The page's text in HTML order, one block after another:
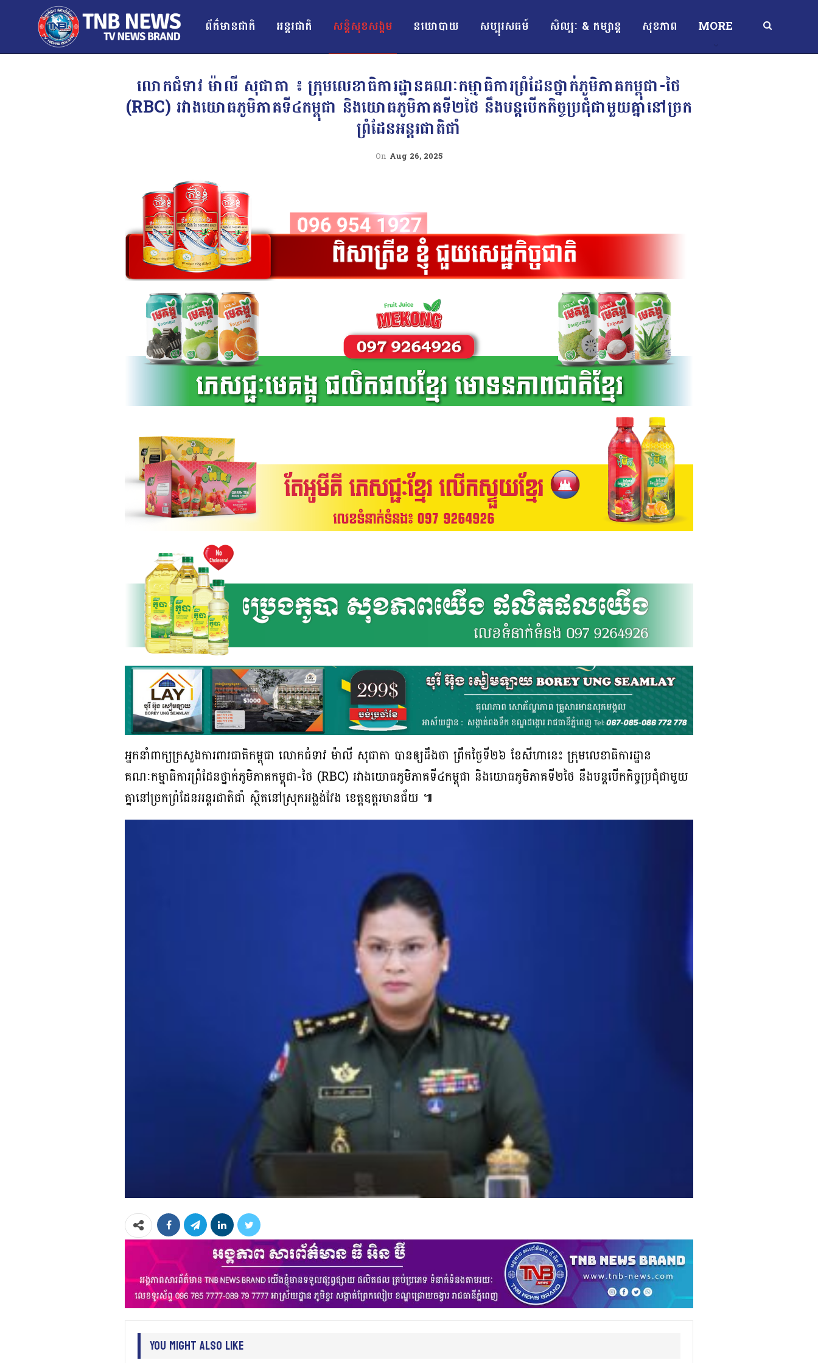
ព័ត៌មានជាតិ អន្ដរជាតិ សន្តិសុខសង្គម នយោបាយ សប្បុរសធម៍ សិល្បៈ & កម្សាន្ត សុខភាព MORE
លោកជំទាវ ម៉ាលី សុជាតា ៖ ក្រុមលេខាធិការដ្ឋានគណៈកម្មាធិការព្រំដែនថ្នាក់ភូមិភាគកម្ពុជា-ថៃ
(RBC) រវាងយោធភូមិភាគទី៤កម្ពុជា និងយោធភូមិភាគទី២ថៃ នឹងបន្តបើកកិច្ចប្រជុំជាមួយគ្នានៅច្រក
ព្រំដែនអន្តរជាតិជាំ
On Aug 26, 2025
អ្នកនាំពាក្យក្រសួងការពារជាតិកម្ពុជា លោកជំទាវ ម៉ាលី សុជាតា បានឲ្យដឹងថា ព្រឹកថ្ងៃទី២៦ ខែសីហានេះ ក្រុមលេខាធិការដ្ឋាន
គណៈកម្មាធិការព្រំដែនថ្នាក់ភូមិភាគកម្ពុជា-ថៃ (RBC) រវាងយោធភូមិភាគទី៤កម្ពុជា និងយោធភូមិភាគទី២ថៃ នឹងបន្តបើកកិច្ចប្រជុំជាមួយ
គ្នានៅច្រកព្រំដែនអន្តរជាតិជាំ ស្ថិតនៅស្រុកអង្លង់វែង ខេត្តឧត្តរមានជ័យ ៕
You Might Also Like